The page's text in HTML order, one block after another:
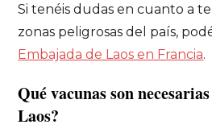
Si tenéis dudas en cuanto a
zonas peligrosas del país,
Embajada de Laos en Francia.
Qué vacunas son
Laos?